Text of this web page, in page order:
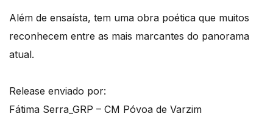
Além de ensaísta, tem uma obra poética que muitos
reconhecem entre as mais marcantes do panorama
atual.
Release enviado por:
Fátima Serra_GRP – CM Póvoa de Varzim